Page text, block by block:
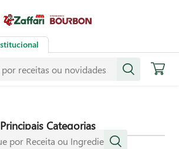
Receitas
de mil receitas
Principais Categorias